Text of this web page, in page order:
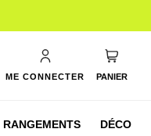
ME CONNECTER PANIER
RANGEMENTS DÉCO